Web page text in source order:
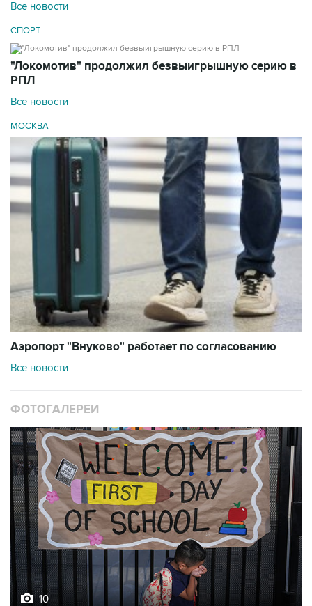
Все новости
СПОРТ
"Локомотив" продолжил безвыигрышную серию в
РПЛ
Все новости
МОСКВА
Аэропорт "Внуково" работает по согласованию
Все новости
ФОТОГАЛЕРЕИ
10